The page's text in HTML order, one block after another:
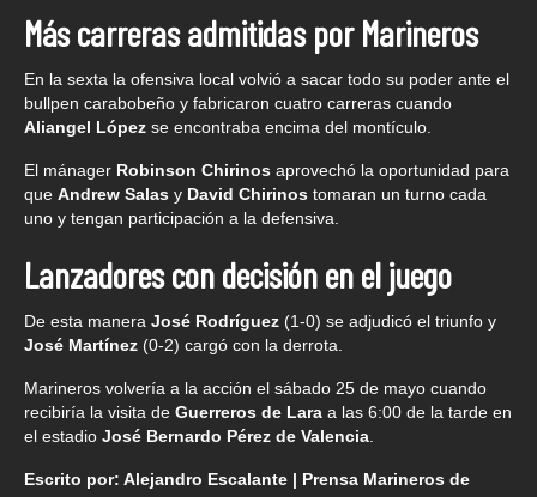
Más carreras admitidas por Marineros
En la sexta la ofensiva local volvió a sacar todo su poder ante el
bullpen carabobeño y fabricaron cuatro carreras cuando
Aliangel López se encontraba encima del montículo.
El mánager Robinson Chirinos aprovechó la oportunidad para
que Andrew Salas y David Chirinos tomaran un turno cada
uno y tengan participación a la defensiva.
Lanzadores con decisión en el juego
De esta manera José Rodríguez (1-0) se adjudicó el triunfo y
José Martínez (0-2) cargó con la derrota.
Marineros volvería a la acción el sábado 25 de mayo cuando
recibiría la visita de Guerreros de Lara a las 6:00 de la tarde en
el estadio José Bernardo Pérez de Valencia.
Escrito por: Alejandro Escalante | Prensa Marineros de